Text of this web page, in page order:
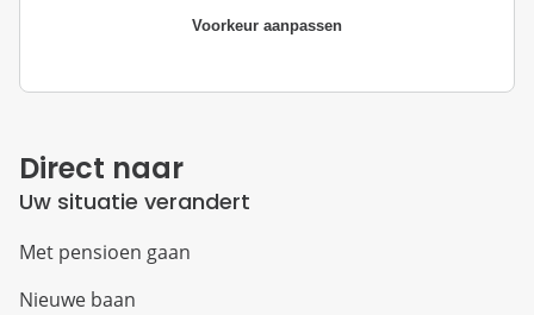
Voorkeur aanpassen
Direct naar
Uw situatie verandert
Met pensioen gaan
Nieuwe baan